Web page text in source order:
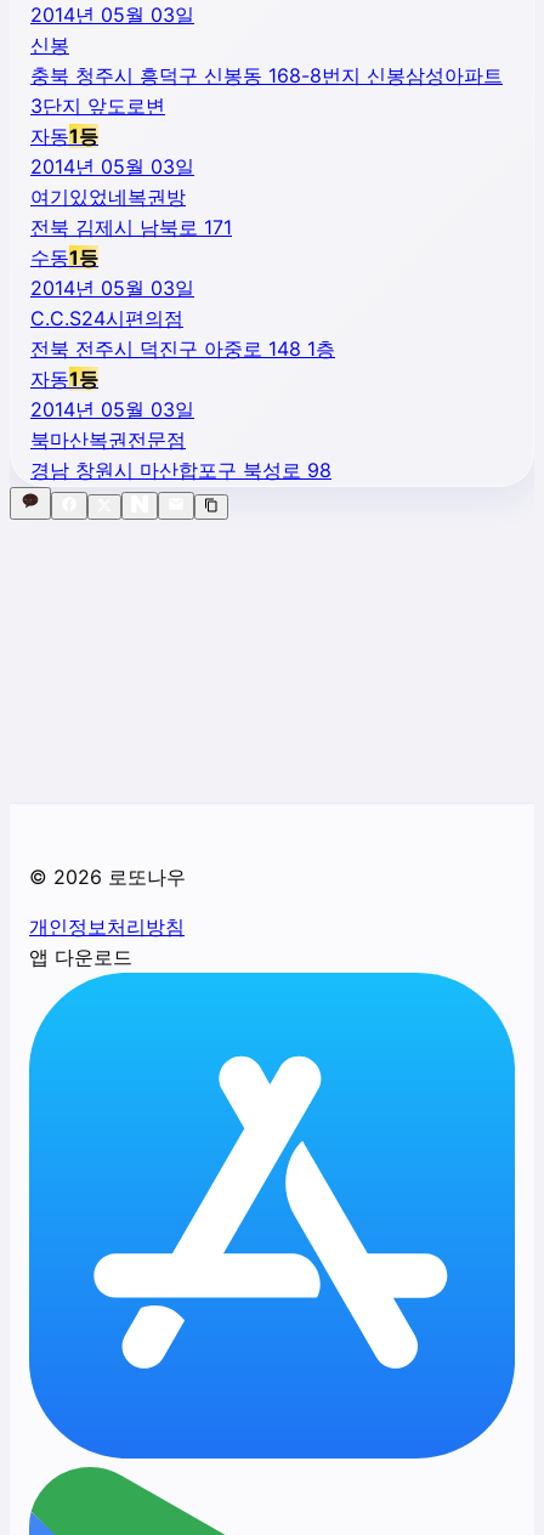
2014년 05월 03일
신봉
충북 청주시 흥덕구 신봉동 168-8번지 신봉삼성아파트
3단지 앞도로변
자동1등
2014년 05월 03일
여기있었네복권방
전북 김제시 남북로 171
수동1등
2014년 05월 03일
C.C.S24시편의점
전북 전주시 덕진구 아중로 148 1층
자동1등
2014년 05월 03일
북마산복권전문점
경남 창원시 마산합포구 북성로 98
© 2026 로또나우
개인정보처리방침
앱 다운로드